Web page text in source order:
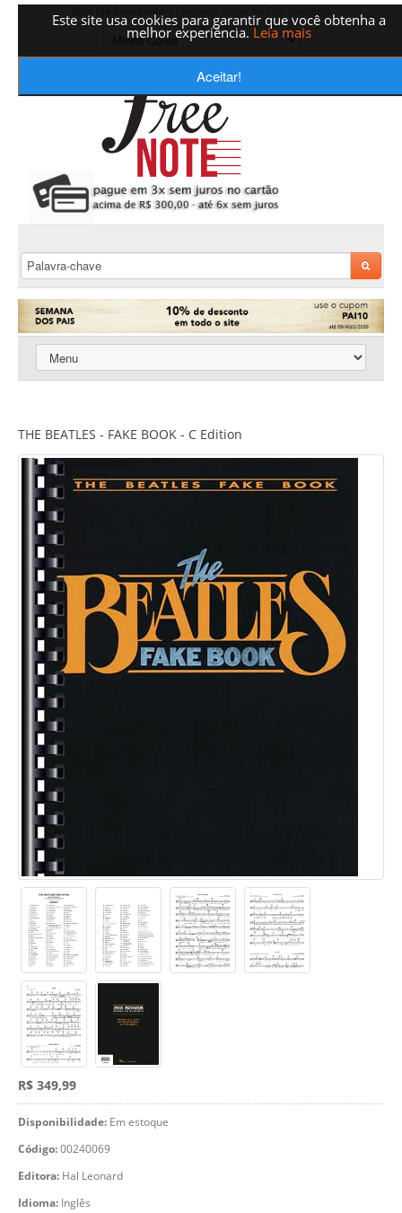
Este site usa cookies para garantir que você obtenha a
melhor experiência. Leia mais
Aceitar!
THE BEATLES - FAKE BOOK - C Edition
R$ 349,99
Disponibilidade: Em estoque
Código:00240069
Editora: Hal Leonard
Idioma: Inglês